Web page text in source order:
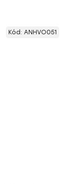
Kód: ANHVO051